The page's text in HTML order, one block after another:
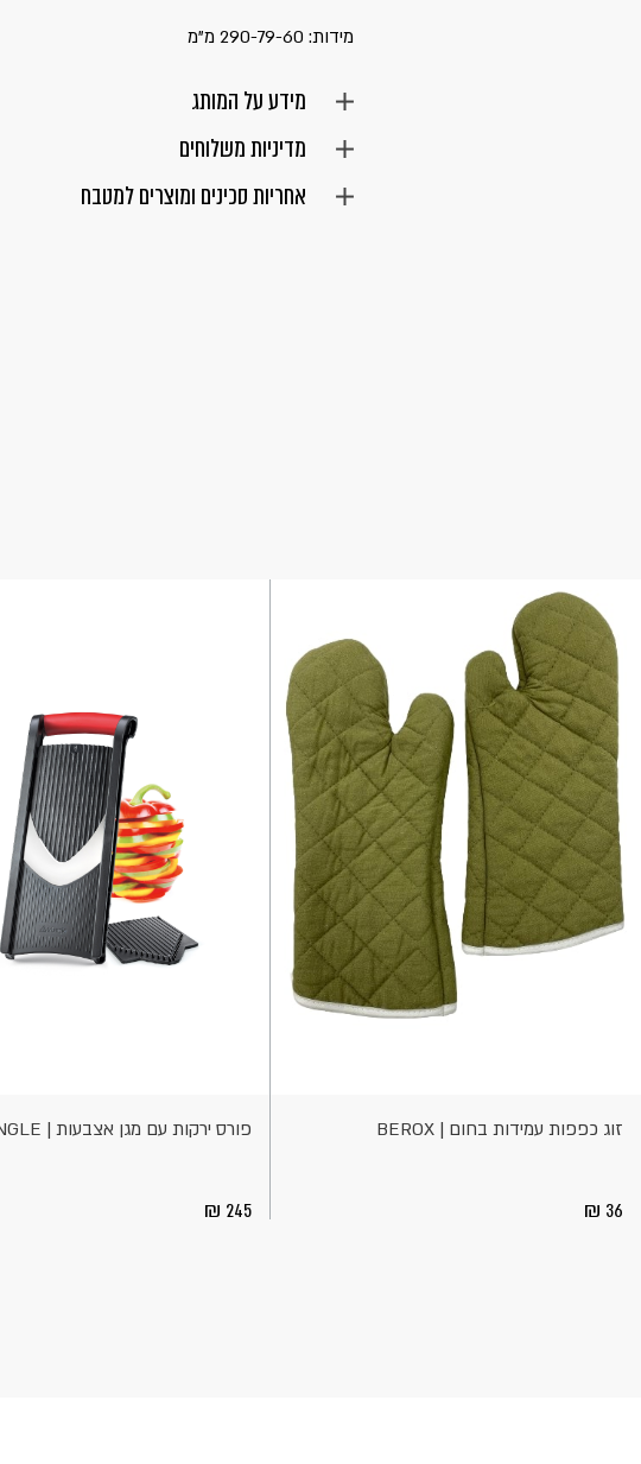
מידות: 290-79-60 מ"מ
מידע על המותג
מדיניות משלוחים
אחריות סכינים ומוצרים למטבח
זוג כפפות עמידות בחום | BEROX
36
פורס ירקות עם מגן אצבעות | TRIANGLE
245